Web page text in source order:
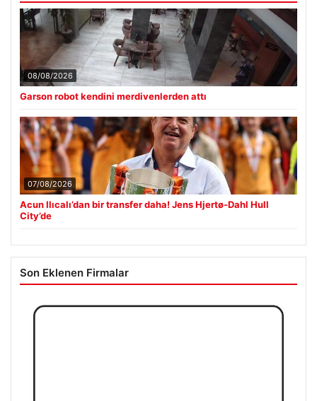
08/08/2026
Garson robot kendini merdivenlerden attı
07/08/2026
Acun Ilıcalı’dan bir transfer daha! Jens Hjertø-Dahl Hull
City’de
Son Eklenen Firmalar